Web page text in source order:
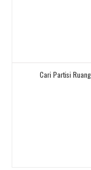
Cari Partisi